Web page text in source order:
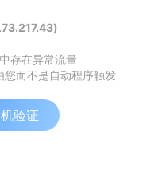
存在异常流量
您而不是自动程序触发
验证